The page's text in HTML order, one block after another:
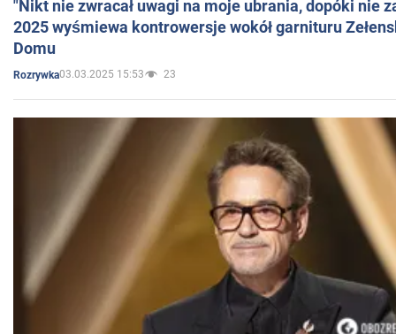
"Nikt nie zwracał uwagi na moje ubrania, dopóki nie
2025 wyśmiewa kontrowersje wokół garnituru
Domu
Rozrywka03.03.2025 15:53 23